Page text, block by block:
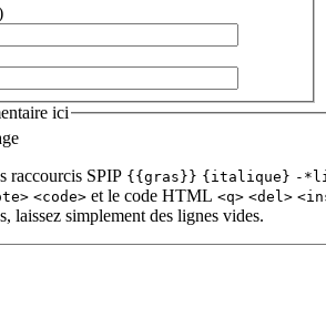
ici
raccourcis SPIP {{gras}} {italique} -
<code> et le code HTML <q> <del>
laissez simplement des lignes vides.